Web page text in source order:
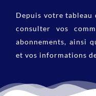
Depuis votre tableau
consulter vos
abonnements, ainsi
et vos informations